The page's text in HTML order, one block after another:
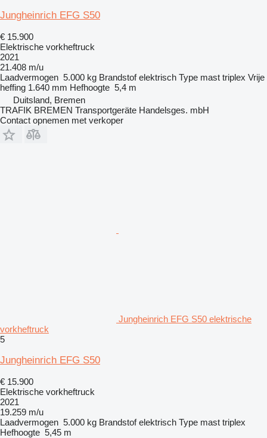
Jungheinrich EFG S50
€ 15.900
Elektrische vorkheftruck
2021
21.408 m/u
Laadvermogen 5.000 kg Brandstof elektrisch Type mast triplex Vrije
heffing 1.640 mm Hefhoogte 5,4 m
Duitsland, Bremen
TRAFIK BREMEN Transportgeräte Handelsges. mbH
Contact opnemen met verkoper
Jungheinrich EFG S50 elektrische
vorkheftruck
5
Jungheinrich EFG S50
€ 15.900
Elektrische vorkheftruck
2021
19.259 m/u
Laadvermogen 5.000 kg Brandstof elektrisch Type mast triplex
Hefhoogte 5,45 m